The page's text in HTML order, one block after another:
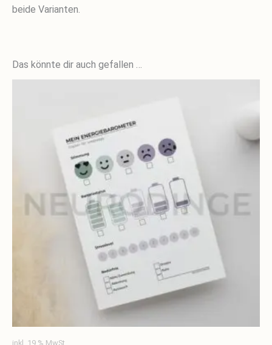
beide Varianten.
Das könnte dir auch gefallen …
inkl. 19 % MwSt.